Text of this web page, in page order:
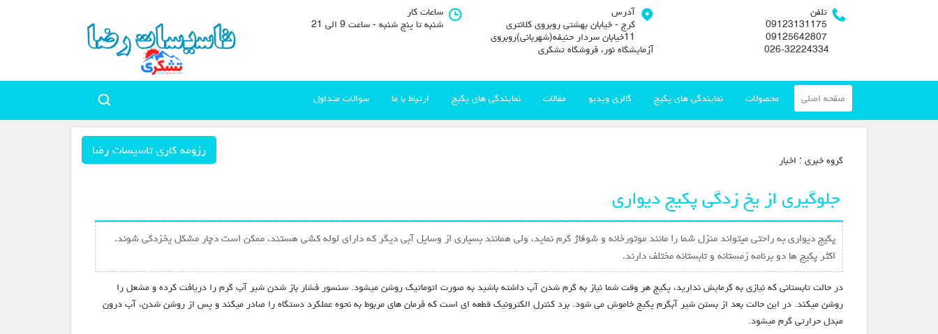
تلفن
09123131175
09125642807
آدرس
کرج - خیابان بهشتی روبروی کلانتری
11خیابان سردار حنیفه(شهربانی)روبروی
آزمایشگاه نور، فروشگاه تشکری
ساعات کار
شنبه تا پنج شنبه - ساعت 9 الی 21
صفحه اصلی محصولات نمایندگی های پکیج گالری ویدیو مقالات نمایندگی های پکیج ارتباط با ما سوالات متداول
رزومه کاری تاسیسات رضا گروه خبري : اخبار
جلوگیری از یخ زدگی پکیج دیواری
پکیج دیواری به راحتی میتواند منزل شما را مانند موتورخانه و شوفاژ گرم نماید، ولی همانند بسیاری از وسایل آبی دیگر که دارای لوله کشی هستند، ممکن است دچار مشکل یخزدگی شوند.
اکثر پکیج ها دو برنامه زمستانه و تابستانه مختلف دارند.
در حالت تابستانی که نیازی به گرمایش ندارید، پکیج هر وقت شما نیاز به گرم شدن آب داشته باشید به صورت اتوماتیک روشن میشود. سنسور فشار باز شدن شیر آب گرم را دریافت کرده و مشعل را
روشن میکند. در این حالت بعد از بستن شیر آبگرم پکیج خاموش می شود. برد کنترل الکترونیک قطعه ای است که فرمان های مربوط به نحوه عملکرد دستگاه را صادر میکند و پس از روشن شدن، آب درون
مبدل حرارتی گرم میشود.